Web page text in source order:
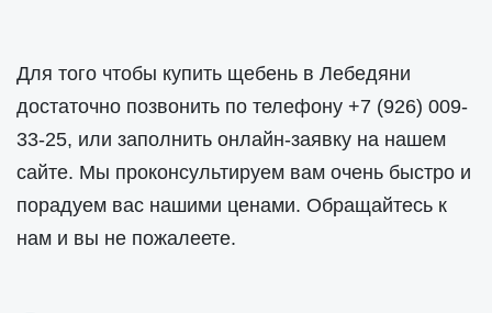
Для того чтобы купить щебень в Лебедяни
достаточно позвонить по телефону +7 (926) 009-
33-25, или заполнить онлайн-заявку на нашем
сайте. Мы проконсультируем вам очень быстро и
порадуем вас нашими ценами. Обращайтесь к
нам и вы не пожалеете.